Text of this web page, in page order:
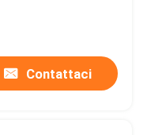
permanente
Contattaci